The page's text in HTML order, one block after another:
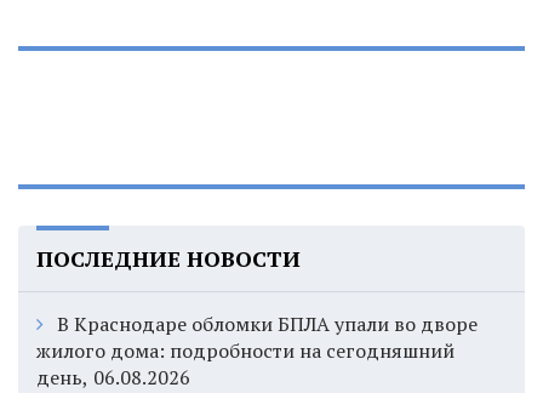
ПОСЛЕДНИЕ НОВОСТИ
В Краснодаре обломки БПЛА упали во дворе
жилого дома: подробности на сегодняшний
день, 06.08.2026